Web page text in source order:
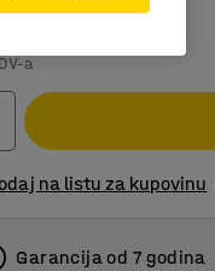
a
na listu za kupovinu
Garancija od 7 godina